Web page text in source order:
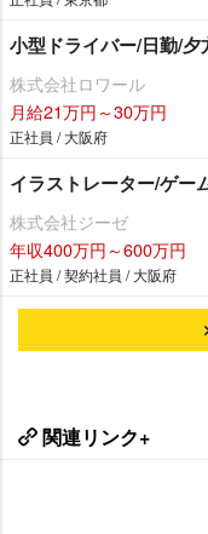
小型ドライバー/日勤/
株式会社ロワール
月給21万円～30万円
正社員 / 大阪府
イラストレーター/ゲー
株式会社ジーゼ
年収400万円～600万円
正社員 / 契約社員 / 大阪府
関連リンク+